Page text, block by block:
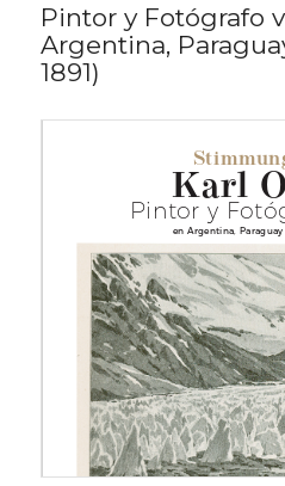
Pintor y Fotógrafo
Argentina,
1891)